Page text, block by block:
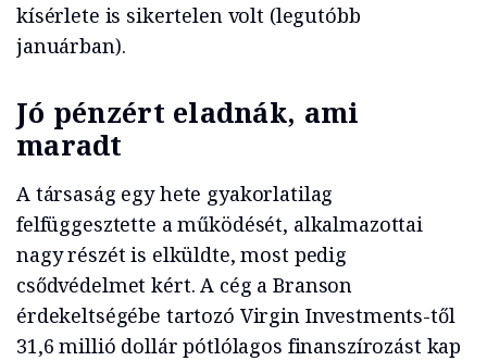
kísérlete is sikertelen volt (legutóbb
januárban).
Jó pénzért eladnák, ami
maradt
A társaság egy hete gyakorlatilag
felfüggesztette a működését, alkalmazottai
nagy részét is elküldte, most pedig
csődvédelmet kért. A cég a Branson
érdekeltségébe tartozó Virgin Investments-től
31,6 millió dollár pótlólagos finanszírozást kap